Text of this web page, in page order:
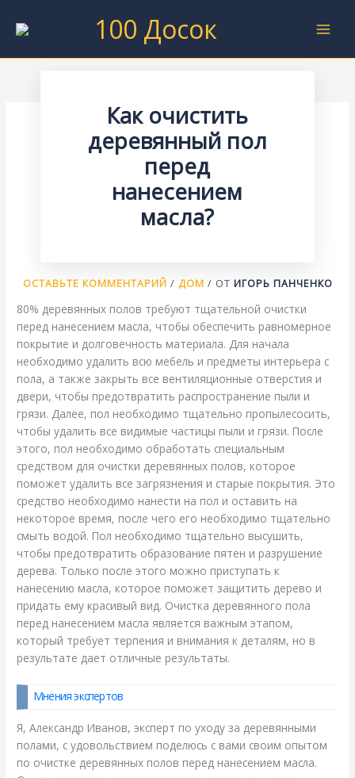
100 Досок
Как очистить
деревянный пол
перед
нанесением
масла?
ОСТАВЬТЕ КОММЕНТАРИЙ / ДОМ / ОТ ИГОРЬ ПАНЧЕНКО
80% деревянных полов требуют тщательной очистки
перед нанесением масла, чтобы обеспечить равномерное
покрытие и долговечность материала. Для начала
необходимо удалить всю мебель и предметы интерьера с
пола, а также закрыть все вентиляционные отверстия и
двери, чтобы предотвратить распространение пыли и
грязи. Далее, пол необходимо тщательно пропылесосить,
чтобы удалить все видимые частицы пыли и грязи. После
этого, пол необходимо обработать специальным
средством для очистки деревянных полов, которое
поможет удалить все загрязнения и старые покрытия. Это
средство необходимо нанести на пол и оставить на
некоторое время, после чего его необходимо тщательно
смыть водой. Пол необходимо тщательно высушить,
чтобы предотвратить образование пятен и разрушение
дерева. Только после этого можно приступать к
нанесению масла, которое поможет защитить дерево и
придать ему красивый вид. Очистка деревянного пола
перед нанесением масла является важным этапом,
который требует терпения и внимания к деталям, но в
результате дает отличные результаты.
Мнения экспертов
Я, Александр Иванов, эксперт по уходу за деревянными
полами, с удовольствием поделюсь с вами своим опытом
по очистке деревянных полов перед нанесением масла.